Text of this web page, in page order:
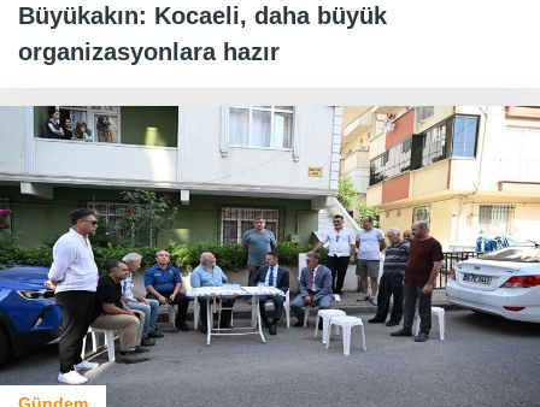
Büyükakın: Kocaeli, daha büyük
organizasyonlara hazır
Gündem